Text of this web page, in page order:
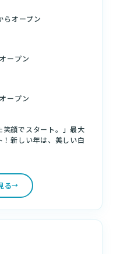
らオープン
ープン
ープン
顔でスタート。」最大
新しい年は、美しい白
る